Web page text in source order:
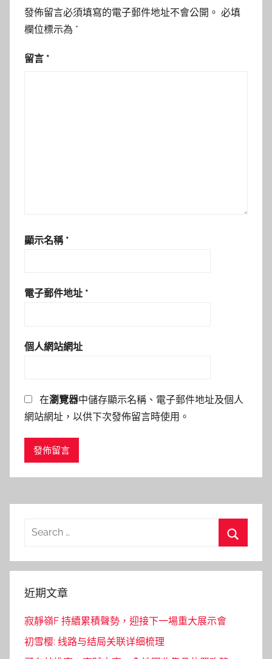
發佈留言必須填寫的電子郵件地址不會公開。 必填
欄位標示為 *
留言 *
顯示名稱 *
電子郵件地址 *
個人網站網址
在瀏覽器中儲存顯示名稱、電子郵件地址及個人
網站網址，以供下次發佈留言時使用。
Search
近期文章
寂靜嶺F 持續累積聲勢，迎接下一場重大展示會
初雪樱: 线路与结局关联详细梳理